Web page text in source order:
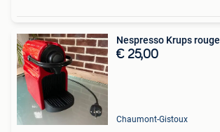
Nespresso Krups rouge
€ 25,00
Chaumont-Gistoux